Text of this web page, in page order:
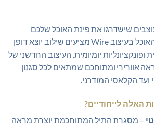
שישדרגו את פינת האוכל שלכם
לגמרי! כסאות פינת האוכל בעיצוב Wire מציעים שילוב יוצא דופן
יומיומית. העיצוב החדשני של
אוורירי ומתוחכם שמתאים לכל סגנון
ועד הקלאסי המודרני.
האלה לייחודיים?
– מסגרת התיל המתוחכמת יוצרת מראה